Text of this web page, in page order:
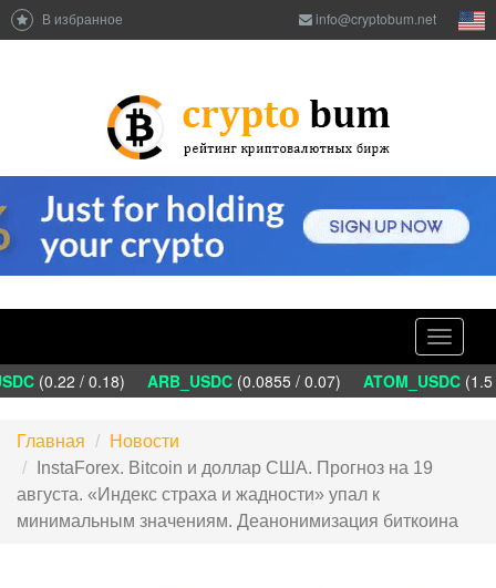
В избранное info@cryptobum.net
Toggle
(0.22 / 0.18) ARB_USDC(0.0855 / 0.07) ATOM_USDC(1.5 /
Главная
Новости
InstaForex. Bitcoin и доллар США. Прогноз на 19
августа. «Индекс страха и жадности» упал к
минимальным значениям. Деанонимизация биткоина